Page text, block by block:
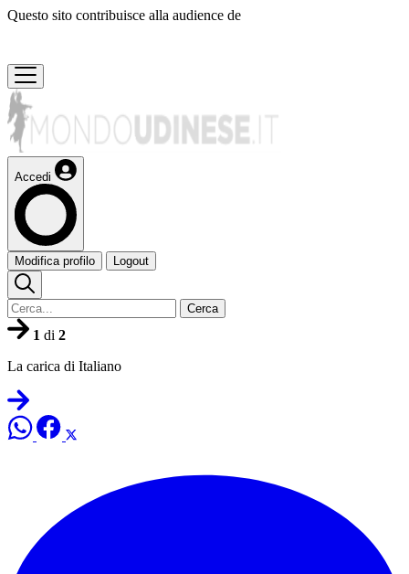
Questo sito contribuisce alla audience de
Accedi
Modifica profilo Logout
Cerca
1 di 2
La carica di Italiano